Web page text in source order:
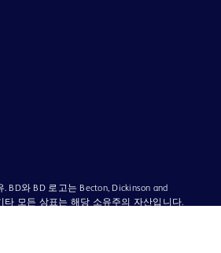
BD와 BD 로고는 Becton, Dickinson and
타 모든 상표는 해당 소유주의 자산입니다.